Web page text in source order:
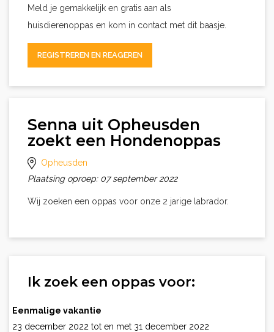
Meld je gemakkelijk en gratis aan als
huisdierenoppas en kom in contact met dit baasje.
REGISTREREN EN REAGEREN
Senna uit Opheusden
zoekt een Hondenoppas
Opheusden
Plaatsing oproep: 07 september 2022
Wij zoeken een oppas voor onze 2 jarige labrador.
Ik zoek een oppas voor:
Eenmalige vakantie
23 december 2022 tot en met 31 december 2022